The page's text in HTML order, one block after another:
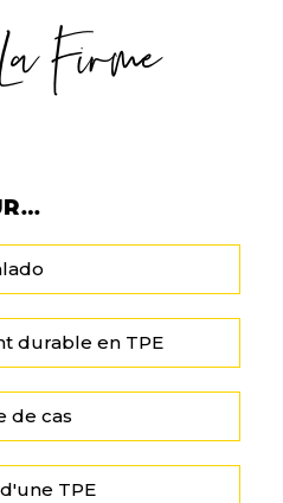
Firme
durable en TPE
de cas
TPE